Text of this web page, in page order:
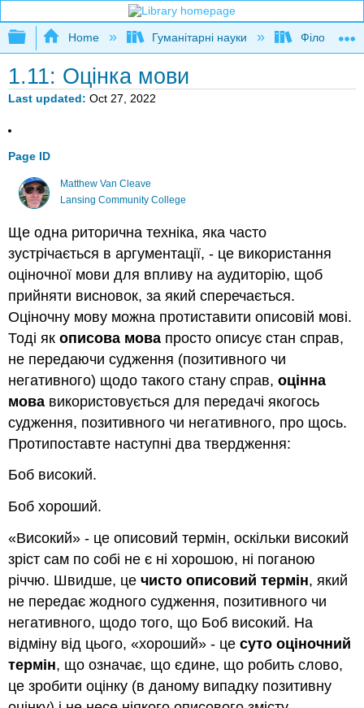
Expand/collapse global hierarchy
Home Гуманітарні науки Філософія
1.11: Оцінка мови
Last updated Oct 27, 2022
Page ID
Matthew Van Cleave
Lansing Community College
Ще одна риторична техніка, яка часто
зустрічається в аргументації, - це використання
оціночної мови для впливу на аудиторію, щоб
прийняти висновок, за який сперечається.
Оціночну мову можна протиставити описовій мові.
Тоді якописова мова просто описує стан справ,
не передаючи судження (позитивного чи
негативного) щодо такого стану справ,оцінна
мова використовується для передачі якогось
судження, позитивного чи негативного, про щось.
Протипоставте наступні два твердження:
Боб високий.
Боб хороший.
«Високий» - це описовий термін, оскільки високий
зріст сам по собі не є ні хорошою, ні поганою
річчю. Швидше, цечисто описовий термін, який
не передає жодного судження, позитивного чи
негативного, щодо того, що Боб високий. На
відміну від цього, «хороший» - цесуто оціночний
термін, що означає, що єдине, що робить слово,
це зробити оцінку (в даному випадку позитивну